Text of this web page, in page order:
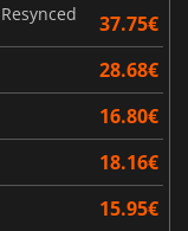
37.75€
28.68€
16.80€
18.16€
15.95€